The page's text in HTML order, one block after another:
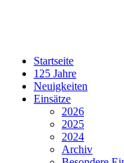
Startseite
125 Jahre
Neuigkeiten
Einsätze
2026
2025
2024
Archiv